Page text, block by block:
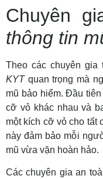
Chuyên
thông tin
Theo các chuyên gia
KYTquan trọng mà
mũ bảo hiểm. Đầu
cỡ vỏ khác nhau và
một kích cỡ vỏ cho tất
này đảm bảo mỗi
mũ vừa vặn hoàn hảo.
Các chuyên gia an